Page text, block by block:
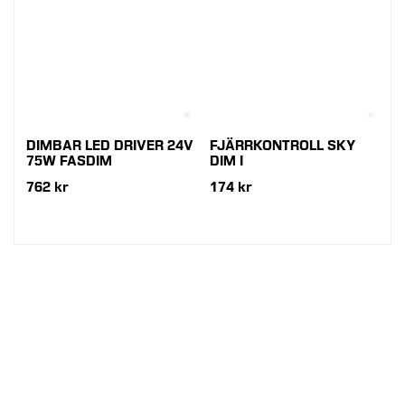
DIMBAR LED DRIVER 24V
75W FASDIM
762 kr
FJÄRRKONTROLL SKY
DIM I
174 kr